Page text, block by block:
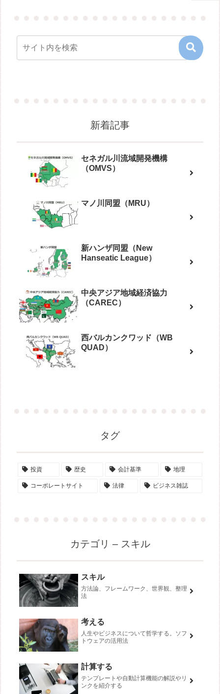
新着記事
セネガル川流域開発機構
（OMVS）
マノ川同盟（MRU）
新ハンザ同盟（New
Hanseatic League）
中央アジア地域経済協力
（CAREC）
西バルカンクワッド（WB
QUAD）
タグ
投資 歴史 会計基準 地理
コーポレートサイト 法律 ビジネス雑誌
カテゴリ – スキル
スキル
方法論、フレームワーク、世界観、整理
法
考える
人生やビジネスについて哲学する。ソフ
トウェアの活用法
計算する
テンプレートや自動計算機能の解説やリ
ンクを紹介する